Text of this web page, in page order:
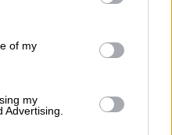
and its third-party tags to
purposes in below Google
of my
my
Advertising.